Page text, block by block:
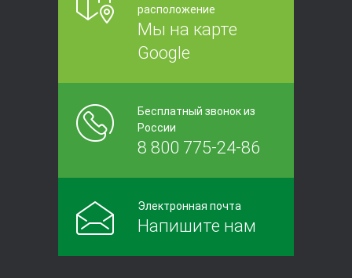
расположение
Мы на карте
Google
Бесплатный звонок из
России
8 800 775-24-86
Электронная почта
Напишите нам